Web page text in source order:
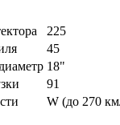
225
45
18"
91
W (до 270